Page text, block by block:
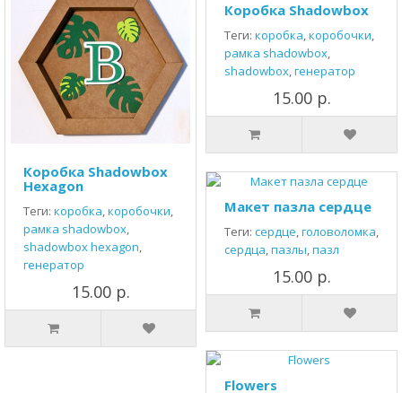
Коробка Shadowbox
Hexagon
Теги: коробка,коробочки,
рамка shadowbox,
shadowbox hexagon,
генератор
15.00 р.
Коробка Shadowbox
Теги: коробка,коробочки,
рамка shadowbox,
shadowbox,генератор
15.00 р.
Макет пазла сердце
Теги: сердце,головоломка,
сердца,пазлы,пазл
15.00 р.
Flowers